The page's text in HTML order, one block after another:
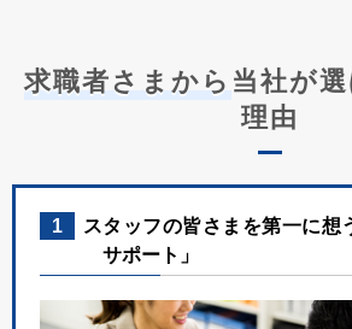
求職者さまから 当社が
理由
1
スタッフの皆さまを第一に想
サポート」